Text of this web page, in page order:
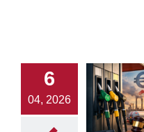
6
04, 2026